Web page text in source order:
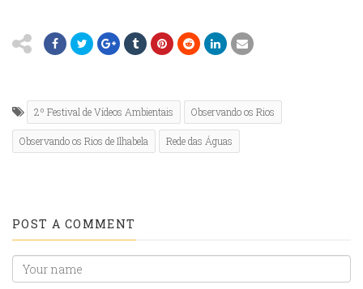
2º Festival de Vídeos Ambientais Observando os Rios
Observando os Rios de Ilhabela Rede das Águas
POST A COMMENT